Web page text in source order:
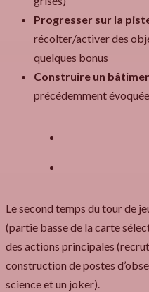
Progresser sur la
récolter/activer des
quelques bonus
Construire un
précédemment
Le second temps du tour de
(partie basse de la carte
des actions principales
construction de postes
science et un joker).